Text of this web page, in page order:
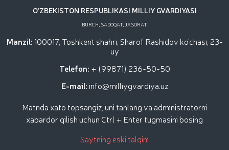
O'ZBEKISTON RESPUBLIKASI MILLIY GVARDIYASI
BURCH, SADOQAT, JASORAT
Manzil: 100017, Toshkent shahri, Sharof Rashidov ko'chasi, 23-
uy
Telefon: + (99871) 236-50-50
E-mail:info@milliygvardiya.uz
Matnda xato topsangiz, uni tanlang va administratorni
xabardor qilish uchun Ctrl + Enter tugmasini bosing
Saytning eski talqini